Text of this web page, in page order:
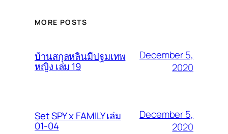
MORE POSTS
บ้านสกุลหลินมีปฐมเทพ
หญิง เล่ม 19
December 5,
2020
Set SPY x FAMILY เล่ม
01-04
December 5,
2020